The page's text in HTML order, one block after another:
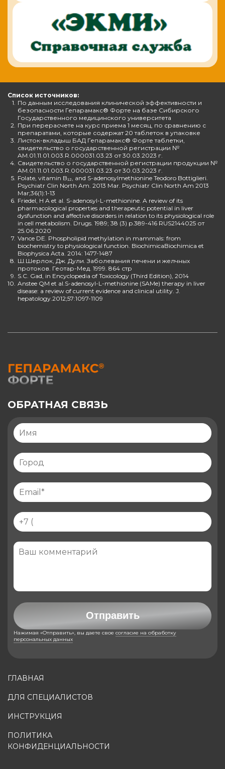
Список источников:
1. По данным исследования клинической эффективности и
безопасности Гепарамакс® Форте на базе Сибирского
Государственного медицинского университета
2. При перерасчете на курс приема 1 месяц, по сравнению с
препаратами, которые содержат 20 таблеток в упаковке
3. Листок-вкладыш БАД Гепарамакс® Форте таблетки,
свидетельство о государственной регистрации №
AM.01.11.01.003.R.000031.03.23 от 30.03.2023 г.
4. Свидетельство о государственной регистрации продукции №
AM.01.11.01.003.R.000031.03.23 от 30.03.2023 г.
5. Folate, vitamin B₁₂, and S-adenosylmethionine Teodoro Bottiglieri.
Psychiatr Clin North Am. 2013 Mar. Psychiatr Clin North Am 2013
Mar;36(1):1-13
6. Friedel, H A et al. S-adenosyl-L-methionine. A review of its
pharmacological properties and therapeutic potential in liver
dysfunction and affective disorders in relation to its physiological role
in cell metabolism. Drugs. 1989; 38 (3) p.389-416 RUS2144025 от
25.06.2020
7. Vance DE. Phospholipid methylation in mammals: from
biochemistry to physiological function. BiochimicaBiochimica et
Biophysica Acta. 2014: 1477-1487
8. Ш.Шерлок, Дж. Дули. Заболевания печени и желчных
протоков. Геотар-Мед. 1999. 864 стр
9. S.C. Gad, in Encyclopedia of Toxicology (Third Edition), 2014
10. Anstee QM et al.S-adenosyl-L-methionine (SAMe) therapy in liver
disease: a review of current evidence and clinical utility. J.
hepatology.2012;57:1097-1109
ГЛАВНАЯ
ДЛЯ СПЕЦИАЛИСТОВ
ИНСТРУКЦИЯ
ПОЛИТИКА
КОНФИДЕНЦИАЛЬНОСТИ
ОБРАТНАЯ СВЯЗЬ
Отправить
Нажимая «Отправить», вы даете свое согласие на обработку
персональных данных